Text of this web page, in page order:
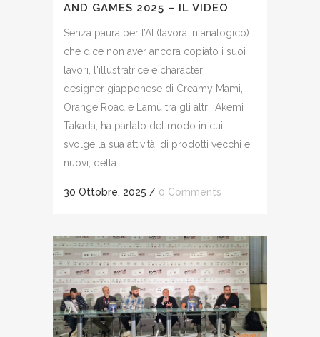
AND GAMES 2025 – IL VIDEO
Senza paura per l’AI (lavora in analogico)
che dice non aver ancora copiato i suoi
lavori, l'illustratrice e character
designer giapponese di Creamy Mami,
Orange Road e Lamù tra gli altri, Akemi
Takada, ha parlato del modo in cui
svolge la sua attività, di prodotti vecchi e
nuovi, della...
30 Ottobre, 2025 / 0 Comments